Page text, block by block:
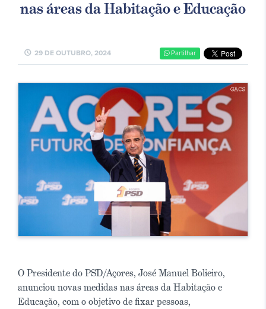
nas áreas da Habitação e Educação
schedule 29 DE OUTUBRO, 2024 Partilhar
O Presidente do PSD/Açores, José Manuel Bolieiro,
anunciou novas medidas nas áreas da Habitação e
Educação, com o objetivo de fixar pessoas,